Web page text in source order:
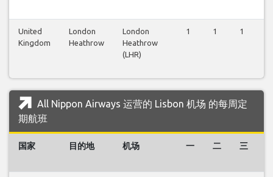
United
Kingdom
London
Heathrow
London
Heathrow
(LHR)
1 1 1
All Nippon Airways 运营的 Lisbon 机场 的每周定
期航班
国家 目的地 机场 一 二 三